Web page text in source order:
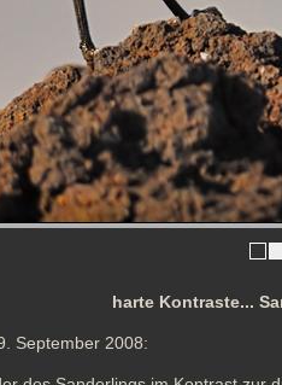
harte Kontraste...
September 2008: